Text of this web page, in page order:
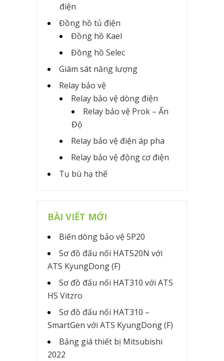
điện
Đồng hồ tủ điện
Đồng hồ Kael
Đồng hồ Selec
Giám sát năng lượng
Relay bảo vệ
Relay bảo vệ dòng điện
Relay bảo vệ Prok – Ấn
Độ
Relay bảo vệ điện áp pha
Relay bảo vệ động cơ điện
Tụ bù hạ thế
BÀI VIẾT MỚI
Biến dòng bảo vệ 5P20
Sơ đồ đấu nối HAT520N với
ATS KyungDong (F)
Sơ đồ đấu nối HAT310 với ATS
HS Vitzro
Sơ đồ đấu nối HAT310 –
SmartGen với ATS KyungDong (F)
Bảng giá thiết bị Mitsubishi
2022